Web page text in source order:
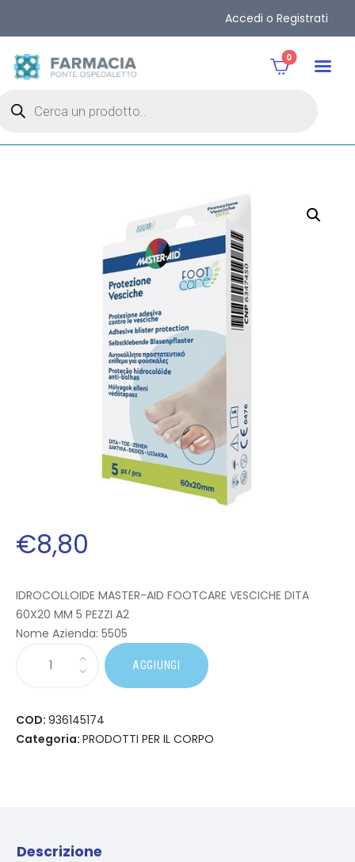
Accedi o Registrati
0
€8,80
IDROCOLLOIDE MASTER-AID FOOTCARE VESCICHE DITA
60X20 MM 5 PEZZI A2
Nome Azienda: 5505
AGGIUNGI
COD: 936145174
Categoria: PRODOTTI PER IL CORPO
Descrizione